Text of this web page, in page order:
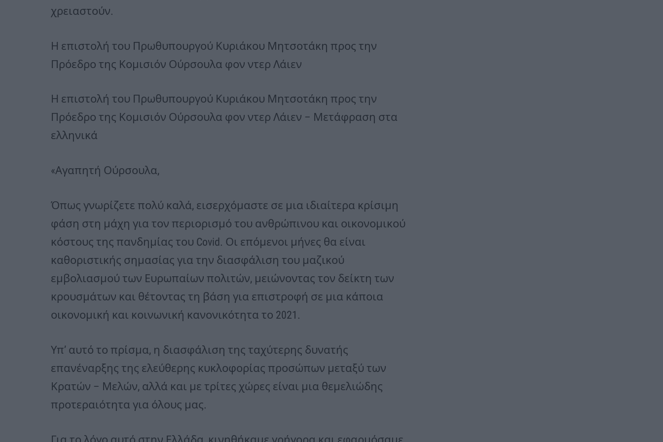
χρειαστούν.
Η επιστολή του Πρωθυπουργού Κυριάκου Μητσοτάκη προς την
Πρόεδρο της Κομισιόν Ούρσουλα φον ντερ Λάιεν
Η επιστολή του Πρωθυπουργού Κυριάκου Μητσοτάκη προς την
Πρόεδρο της Κομισιόν Ούρσουλα φον ντερ Λάιεν – Μετάφραση στα
ελληνικά
«Αγαπητή Ούρσουλα,
Όπως γνωρίζετε πολύ καλά, εισερχόμαστε σε μια ιδιαίτερα κρίσιμη
φάση στη μάχη για τον περιορισμό του ανθρώπινου και οικονομικού
κόστους της πανδημίας του Covid. Οι επόμενοι μήνες θα είναι
καθοριστικής σημασίας για την διασφάλιση του μαζικού
εμβολιασμού των Ευρωπαίων πολιτών, μειώνοντας τον δείκτη των
κρουσμάτων και θέτοντας τη βάση για επιστροφή σε μια κάποια
οικονομική και κοινωνική κανονικότητα το 2021.
Υπ’ αυτό το πρίσμα, η διασφάλιση της ταχύτερης δυνατής
επανέναρξης της ελεύθερης κυκλοφορίας προσώπων μεταξύ των
Κρατών – Μελών, αλλά και με τρίτες χώρες είναι μια θεμελιώδης
προτεραιότητα για όλους μας.